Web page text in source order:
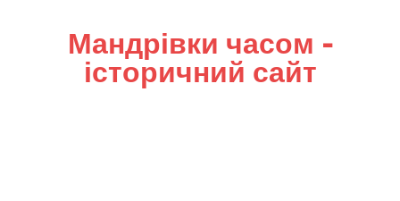
Мандрівки часом –
історичний сайт